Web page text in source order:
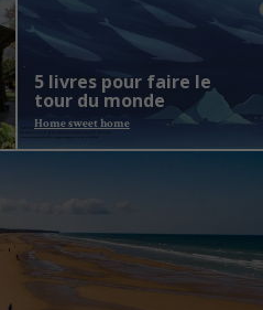
5 livres pour faire le
tour du monde
Home sweet home